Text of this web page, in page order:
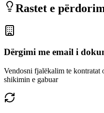
Rastet e
Dërgimi me email i
Vendosni fjalëkalim te kontratat
shikimin e gabuar